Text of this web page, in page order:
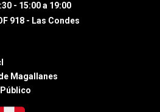
- 15:00 a 19:00
918 - Las Condes
Magallanes